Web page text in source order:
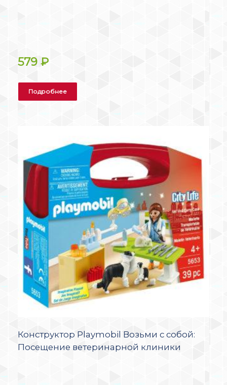
579 ₽
Подробнее
Конструктор Playmobil Возьми с собой:
Посещение ветеринарной клиники